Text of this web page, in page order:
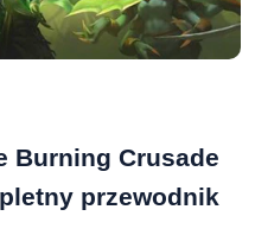
Burning Crusade
przewodnik